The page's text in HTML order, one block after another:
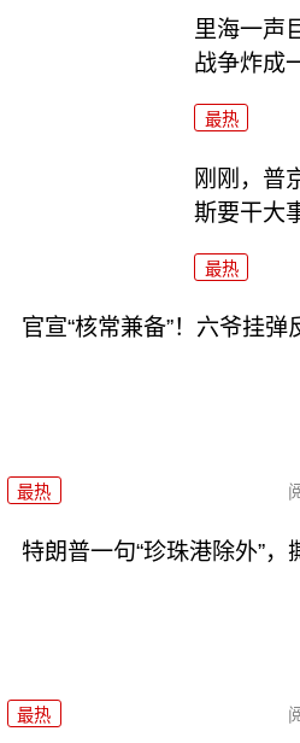
里海一声
战争炸成
最热
刚刚，普
斯要干大
最热
官宣“核常兼备”！六爷挂
最热
特朗普一句“珍珠港除外”
最热